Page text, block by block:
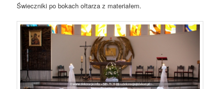
Świeczniki po bokach ołtarza z materiałem.